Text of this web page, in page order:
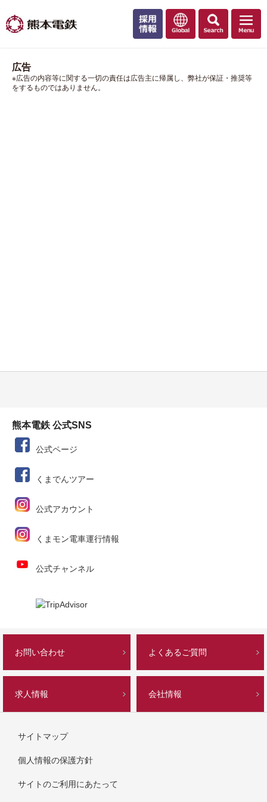
広告
※広告の内容等に関する一切の責任は広告主に帰属し、弊社が保証・推奨等
をするものではありません。
熊本電鉄 公式SNS
公式ページ
くまでんツアー
公式アカウント
くまモン電車運行情報
公式チャンネル
お問い合わせ よくあるご質問
求人情報 会社情報
サイトマップ
個人情報の保護方針
サイトのご利用にあたって